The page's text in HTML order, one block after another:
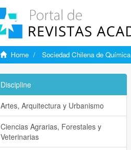
Home Sociedad Chilena de Química
Discipline
Artes, Arquitectura y Urbanismo
Ciencias Agrarias, Forestales y
Veterinarias